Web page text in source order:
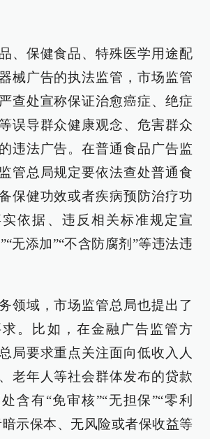
、保健食品、特殊医学用途配
械广告的执法监管，市场监管
查处宣称保证治愈癌症、绝症
误导群众健康观念、危害群众
违法广告。在普通食品广告监
管总局规定要依法查处普通食
保健功效或者疾病预防治疗功
依据、违反相关标准规定宣
无添加”“不含防腐剂”等违法违
领域，市场监管总局也提出了
。比如，在金融广告监管方
局要求重点关注面向低收入人
老年人等社会群体发布的贷款
含有“免审核”“无担保”“零利
示保本、无风险或者保收益等